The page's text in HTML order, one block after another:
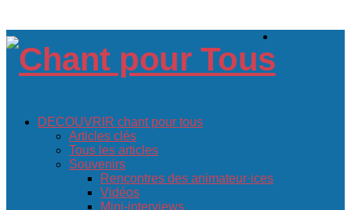
DECOUVRIR chant pour tous
Articles clés
Tous les articles
Souvenirs
Rencontres des animateur·ices
Vidéos
Mini-interviews